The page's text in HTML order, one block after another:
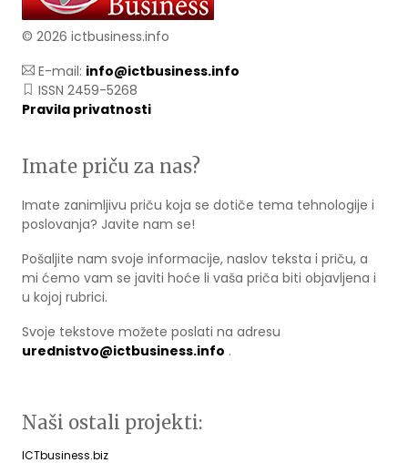
© 2026 ictbusiness.info
E-mail: info@ictbusiness.info
ISSN 2459-5268
Pravila privatnosti
Imate priču za nas?
Imate zanimljivu priču koja se dotiče tema tehnologije i
poslovanja? Javite nam se!
Pošaljite nam svoje informacije, naslov teksta i priču, a
mi ćemo vam se javiti hoće li vaša priča biti objavljena i
u kojoj rubrici.
Svoje tekstove možete poslati na adresu
urednistvo@ictbusiness.info .
Naši ostali projekti:
ICTbusiness.biz